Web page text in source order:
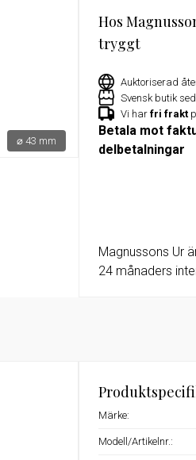
Exklusivt
medlemmar – 15%
klockor hos
⌀ 43 mm
Hos
tryggt
Auktoriserad
Svensk butik
Vi har fri frakt
Betala mot
delbetalningar
Magnussons Ur
24 månaders
Märke:
Modell/Artikelnr.: